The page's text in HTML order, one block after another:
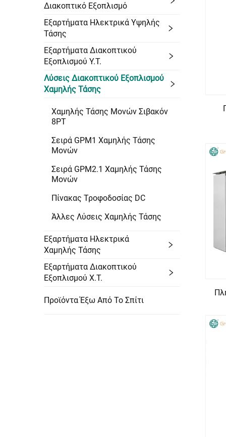
Διακοπτικό Εξοπλισμό
Εξαρτήματα Ηλεκτρικά Υψηλής
Τάσης
Εξαρτήματα Διακοπτικού
Εξοπλισμού Υ.Τ.
Λύσεις Διακοπτικού Εξοπλισμού
Χαμηλής Τάσης
Χαμηλής Τάσης Μονών Σιβακόν
8PT
Σειρά GPM1 Χαμηλής Τάσης
Μονών
Σειρά GPM2.1 Χαμηλής Τάσης
Μονών
Πίνακας Τροφοδοσίας DC
Άλλες Λύσεις Χαμηλής Τάσης
Εξαρτήματα Ηλεκτρικά
Χαμηλής Τάσης
Εξαρτήματα Διακοπτικού
Εξοπλισμού Χ.Τ.
Προϊόντα Έξω Από Το Σπίτι